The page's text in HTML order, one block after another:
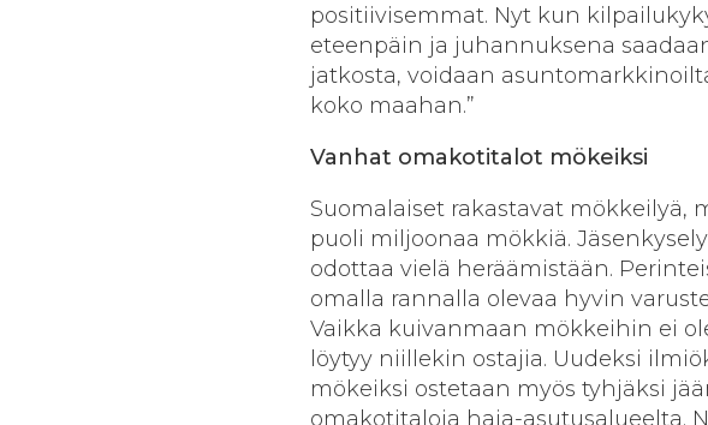
positiivisemmat. Nyt kun
eteenpäin ja juhannuksena
jatkosta, voidaan
koko maahan.”
Vanhat omakotitalot mökeiksi
Suomalaiset rakastavat mökkeilyä,
puoli miljoonaa mökkiä.
odottaa vielä heräämistään.
omalla rannalla olevaa hyvin
Vaikka kuivanmaan mökkeihin ei
löytyy niillekin ostajia. Uudeksi
mökeiksi ostetaan myös tyhjäksi
omakotitaloja haja-asutusalueelta.